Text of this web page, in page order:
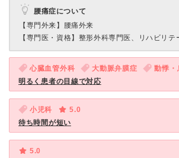
腰痛症について
【専門外来】
腰痛外来
【専門医・資格】 整形外科専門医、リハビリテ
心臓血管外科 大動脈弁膜症 動悸・
明るく患者の目線で対応
小児科
5.0
待ち時間が短い
5.0